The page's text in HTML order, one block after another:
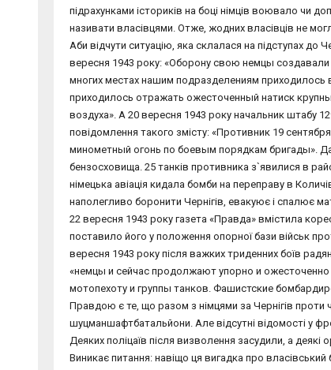
підрахунками істориків на боці німців воювало чи
називати власівцями. Отже, жодних власівців не
Аби відчути ситуацію, яка склалася на підступах до
вересня 1943 року: «Оборону свою немцы
многих местах нашим подразделениям
приходилось отражать ожесточенный натиск
воздуха». А 20 вересня 1943 року начальник штабу
повідомлення такого змісту: «Противник 19
минометный огонь по боевым порядкам бригады».
бензосховища. 25 танків противника з`явилися в
німецька авіація кидала бомби на переправу в
наполегливо боронити Чернігів, евакуює і спалює
22 вересня 1943 року газета «Правда» вмістила
поставило його у положення опорної бази військ
вересня 1943 року після важких триденних боїв
«немцы и сейчас продолжают упорно и
мотопехоту и группы танков. Фашистские
Правдою є те, що разом з німцями за Чернігів проти
шуцманшафтбатальйони. Але відсутні відомості у
Деяких поліцаїв після визволення засудили, а
Виникає питання: навіщо ця вигадка про